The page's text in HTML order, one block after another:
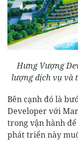
Hưng Vượng
lượng dịch vụ và
Bên cạnh đó là
Developer với
trong vận hành
phát triển này